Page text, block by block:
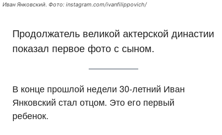
Иван Янковский. Фото: instagram.com/ivanfilippovich/
Продолжатель великой актерской династии
показал первое фото с сыном.
В конце прошлой недели 30-летний Иван
Янковский стал отцом. Это его первый
ребенок.